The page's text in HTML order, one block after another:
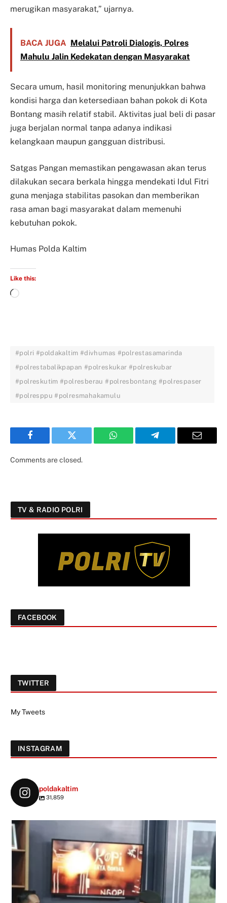
merugikan masyarakat,” ujarnya.
BACA JUGA Melalui Patroli Dialogis, Polres
Mahulu Jalin Kedekatan dengan Masyarakat
Secara umum, hasil monitoring menunjukkan bahwa
kondisi harga dan ketersediaan bahan pokok di Kota
Bontang masih relatif stabil. Aktivitas jual beli di pasar
juga berjalan normal tanpa adanya indikasi
kelangkaan maupun gangguan distribusi.
Satgas Pangan memastikan pengawasan akan terus
dilakukan secara berkala hingga mendekati Idul Fitri
guna menjaga stabilitas pasokan dan memberikan
rasa aman bagi masyarakat dalam memenuhi
kebutuhan pokok.
Humas Polda Kaltim
Like this:
#polri #poldakaltim #divhumas #polrestasamarinda
#polrestabalikpapan #polreskukar #polreskubar
#polreskutim #polresberau #polresbontang #polrespaser
#polresppu #polresmahakamulu
Facebook Twitter WhatsApp Telegram Email
Comments are closed.
TV & RADIO POLRI
FACEBOOK
TWITTER
My Tweets
INSTAGRAM
poldakaltim
31,859